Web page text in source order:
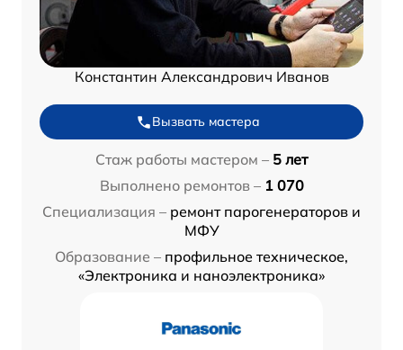
Константин Александрович Иванов
Вызвать мастера
Стаж работы мастером – 5 лет
Выполнено ремонтов – 1 070
Специализация – ремонт парогенераторов и
МФУ
Образование – профильное техническое,
«Электроника и наноэлектроника»